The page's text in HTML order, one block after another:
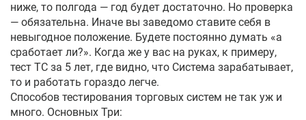
ниже, то полгода — год будет достаточно. Но проверка
— обязательна. Иначе вы заведомо ставите себя в
невыгодное положение. Будете постоянно думать «а
сработает ли?». Когда же у вас на руках, к примеру,
тест ТС за 5 лет, где видно, что Система зарабатывает,
то и работать гораздо легче.
Способов тестирования торговых систем не так уж и
много. Основных Три: